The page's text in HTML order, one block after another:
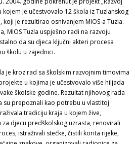
je učestvovalo 12 škola iz Tuzlanskog
koji je rezultirao osnivanjem MIOS-a Tuzla.
MIOS Tuzla uspješno radi na razvoju
da su djeca ključni akteri procesa
školu u zajednici.
je kroz rad sa školskim razvojnim timovima
u kojima je učestvovalo više hiljada
školske godine. Rezultat njihovog rada
su prepoznali kao potrebu u vlastitoj
tradiciju kraja u kojem žive,
djecu predškolskog uzrasta, renovirali
istraživali stećke, čistili korita rijeke,